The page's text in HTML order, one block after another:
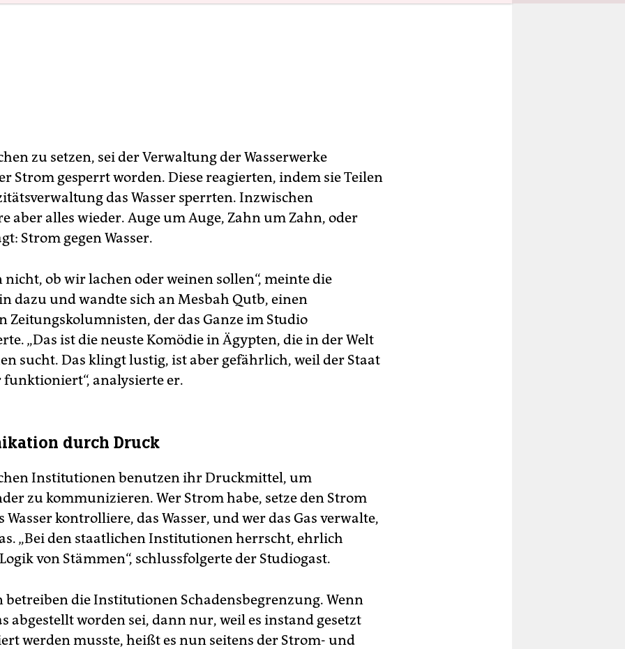
zu setzen, sei der Verwaltung der Wasserwerke
Strom gesperrt worden. Diese reagierten, indem sie Teilen
das Wasser sperrten. Inzwischen
aber alles wieder. Auge um Auge, Zahn um Zahn, oder
Strom gegen Wasser.
nicht, ob wir lachen oder weinen sollen“, meinte die
dazu und wandte sich an Mesbah Qutb, einen
Zeitungskolumnisten, der das Ganze im Studio
„Das ist die neuste Komödie in Ägypten, die in der Welt
sucht. Das klingt lustig, ist aber gefährlich, weil der Staat
analysierte er.
durch Druck
Institutionen benutzen ihr Druckmittel, um
zu kommunizieren. Wer Strom habe, setze den Strom
Wasser kontrolliere, das Wasser, und wer das Gas verwalte,
„Bei den staatlichen Institutionen herrscht, ehrlich
von Stämmen“, schlussfolgerte der Studiogast.
betreiben die Institutionen Schadensbegrenzung. Wenn
abgestellt worden sei, dann nur, weil es instand gesetzt
werden musste, heißt es nun seitens der Strom- und